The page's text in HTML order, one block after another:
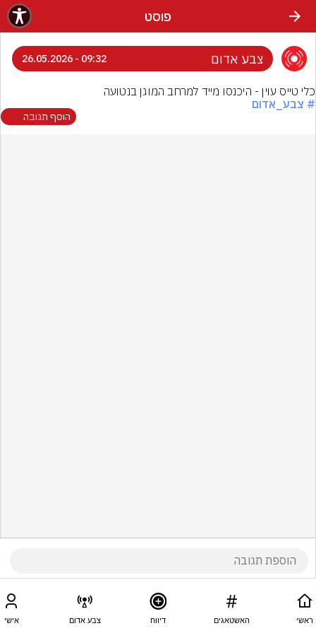
פוסט
צבע אדום 09:32 - 26.05.2026
כלי טייס עוין - היכנסו מייד למרחב המוגן בנטועה
# צבע_אדום
הוסף תגובה
ראשי האשטאגים דיווח צבע אדום אישי